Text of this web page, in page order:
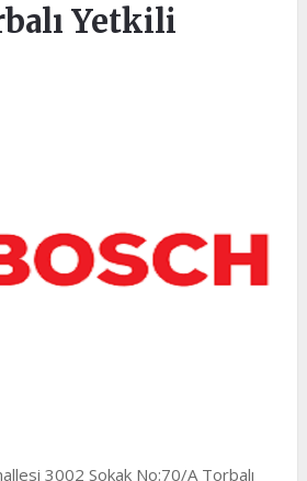
Yetkili
3002 Sokak No:70/A Torbalı